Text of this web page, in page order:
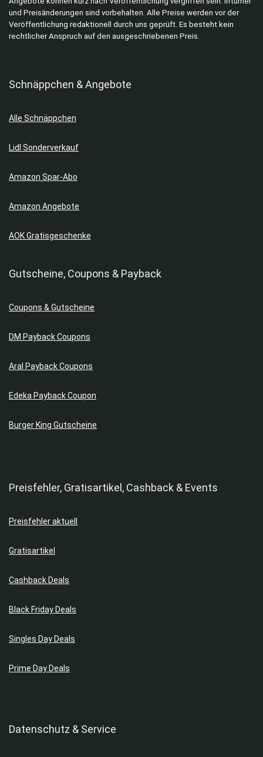
und Preisänderungen sind vorbehalten. Alle Preise werden vor der
Veröffentlichung redaktionell durch uns geprüft. Es besteht kein
rechtlicher Anspruch auf den ausgeschriebenen Preis.
Schnäppchen & Angebote
Alle Schnäppchen
Lidl Sonderverkauf
Amazon Spar-Abo
Amazon Angebote
AOK Gratisgeschenke
Gutscheine, Coupons & Payback
Coupons & Gutscheine
DM Payback Coupons
Aral Payback Coupons
Edeka Payback Coupon
Burger King Gutscheine
Preisfehler, Gratisartikel, Cashback & Events
Preisfehler aktuell
Gratisartikel
Cashback Deals
Black Friday Deals
Singles Day Deals
Prime Day Deals
Datenschutz & Service